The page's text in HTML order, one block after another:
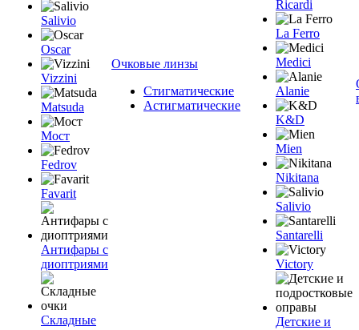
Salivio
Oscar
Vizzini
Matsuda
Мост
Fedrov
Favarit
Антифары с
диоптриями
Складные
Очковые линзы
Стигматические
Астигматические
Ricardi
La Ferro
Medici
Alanie
K&D
Mien
Nikitana
Salivio
Santarelli
Victory
Детские и